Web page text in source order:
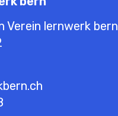
Verein lernwerk bern